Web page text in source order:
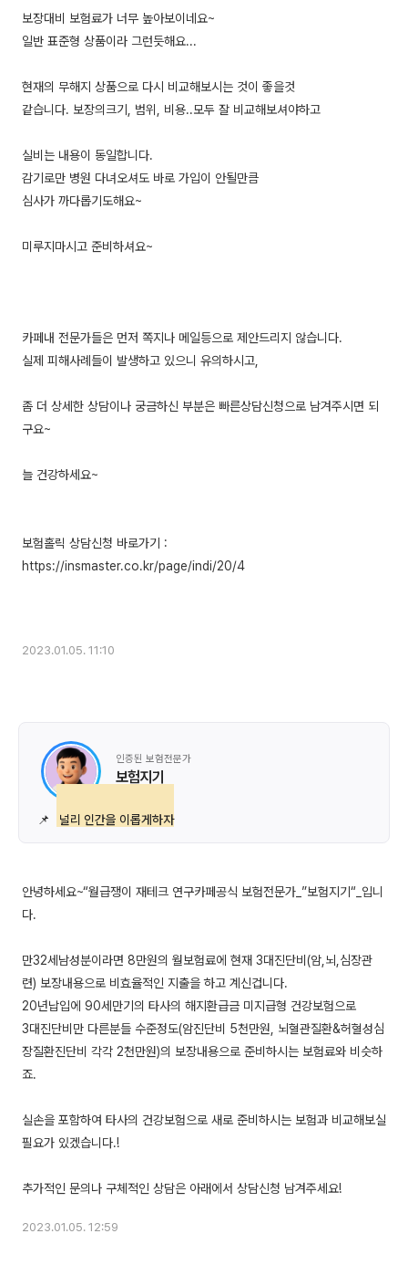
보장대비 보험료가 너무 높아보이네요~
일반 표준형 상품이라 그런듯해요...
현재의 무해지 상품으로 다시 비교해보시는 것이 좋을것
같습니다. 보장의크기, 범위, 비용..모두 잘 비교해보셔야하고
실비는 내용이 동일합니다.
감기로만 병원 다녀오셔도 바로 가입이 안될만큼
심사가 까다롭기도해요~
미루지마시고 준비하셔요~
카페내 전문가들은 먼저 쪽지나 메일등으로 제안드리지 않습니다.
실제 피해사례들이 발생하고 있으니 유의하시고,
좀 더 상세한 상담이나 궁금하신 부분은 빠른상담신청으로 남겨주시면 되
구요~
늘 건강하세요~
보험홀릭 상담신청 바로가기 :
https://insmaster.co.kr/page/indi/20/4
2023.01.05. 11:10
인증된 보험전문가
보험지기
📌 널리 인간을 이롭게하자
안녕하세요~“월급쟁이 재테크 연구카페공식 보험전문가_”보험지기“_입니
다.
만32세남성분이라면 8만원의 월보험료에 현재 3대진단비(암,뇌,심장관
련) 보장내용으로 비효율적인 지출을 하고 계신겁니다.
20년납입에 90세만기의 타사의 해지환급금 미지급형 건강보험으로
3대진단비만 다른분들 수준정도(암진단비 5천만원, 뇌혈관질환&허혈성심
장질환진단비 각각 2천만원)의 보장내용으로 준비하시는 보험료와 비슷하
죠.
실손을 포함하여 타사의 건강보험으로 새로 준비하시는 보험과 비교해보실
필요가 있겠습니다.!
2023.01.05. 12:59